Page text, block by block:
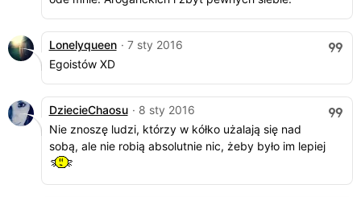
Lonelyqueen · 7 sty 2016
Egoistów XD
DziecieChaosu · 8 sty 2016
Nie znoszę ludzi, którzy w kółko użalają się nad
sobą, ale nie robią absolutnie nic, żeby było im lepiej